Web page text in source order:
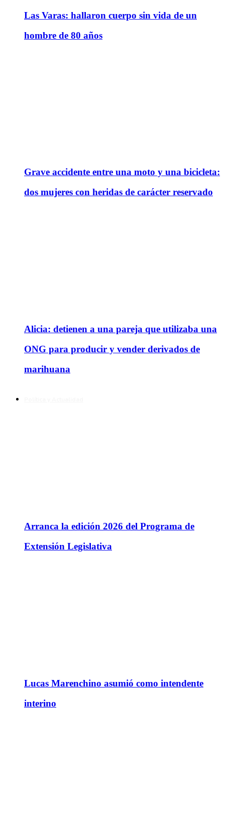
Las Varas: hallaron cuerpo sin vida de un
hombre de 80 años
Grave accidente entre una moto y una bicicleta:
dos mujeres con heridas de carácter reservado
Alicia: detienen a una pareja que utilizaba una
ONG para producir y vender derivados de
marihuana
Arranca la edición 2026 del Programa de
Extensión Legislativa
Lucas Marenchino asumió como intendente
interino